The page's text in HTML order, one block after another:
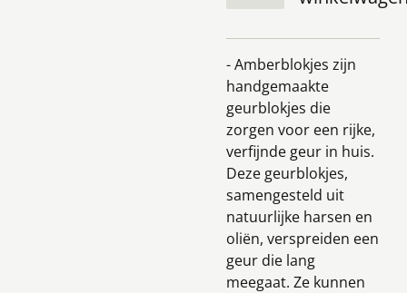
- Amberblokjes zijn
handgemaakte
geurblokjes die
zorgen voor een rijke,
verfijnde geur in huis.
Deze geurblokjes,
samengesteld uit
natuurlijke harsen en
oliën, verspreiden een
geur die lang
meegaat. Ze kunnen